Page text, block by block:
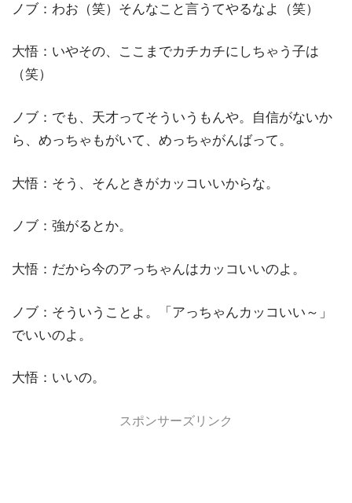
ノブ：わお（笑）そんなこと言うてやるなよ（笑）
大悟：いやその、ここまでカチカチにしちゃう子は
（笑）
ノブ：でも、天才ってそういうもんや。自信がないか
ら、めっちゃもがいて、めっちゃがんばって。
大悟：そう、そんときがカッコいいからな。
ノブ：強がるとか。
大悟：だから今のアっちゃんはカッコいいのよ。
ノブ：そういうことよ。「アっちゃんカッコいい～」
でいいのよ。
大悟：いいの。
スポンサーズリンク